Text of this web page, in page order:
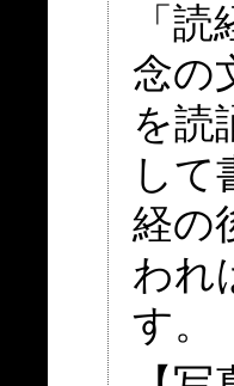
「
念の
を読
して
経の
われ
す。